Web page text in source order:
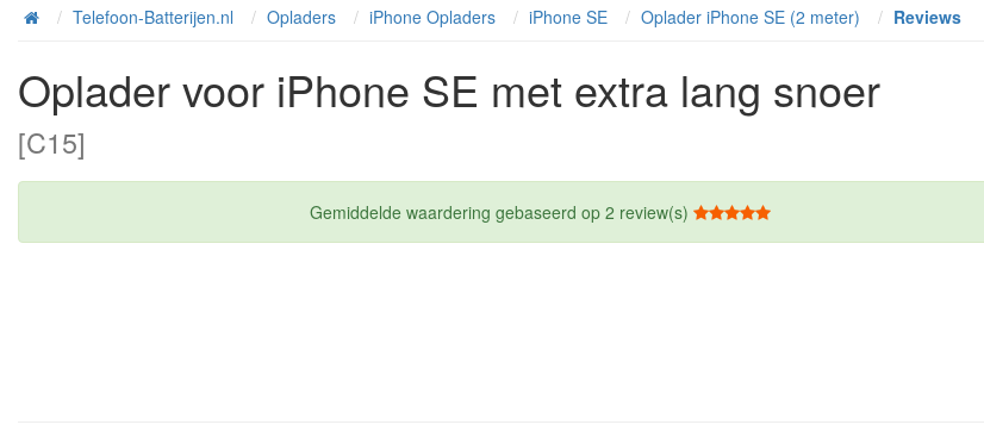
HomeTelefoon-Batterijen.nl Opladers iPhone Opladers iPhone SE Oplader iPhone SE (2 meter) Reviews
Oplader voor iPhone SE met extra lang snoer
[C15]
Gemiddelde waardering gebaseerd op 2 review(s)